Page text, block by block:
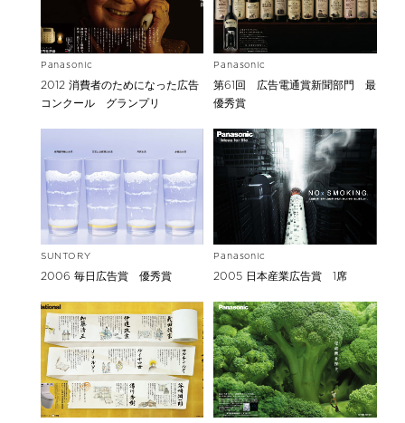
Panasonic
2012 消費者のためになった広告
コンクール グランプリ
Panasonic
第61回 広告電通賞新聞部門 最
優秀賞
SUNTORY
2006 毎日広告賞 優秀賞
Panasonic
2005 日本産業広告賞 1席